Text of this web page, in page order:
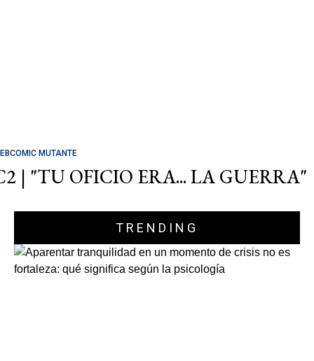
MUTANTE
| "TU OFICIO ERA... LA GUERRA"
TRENDING